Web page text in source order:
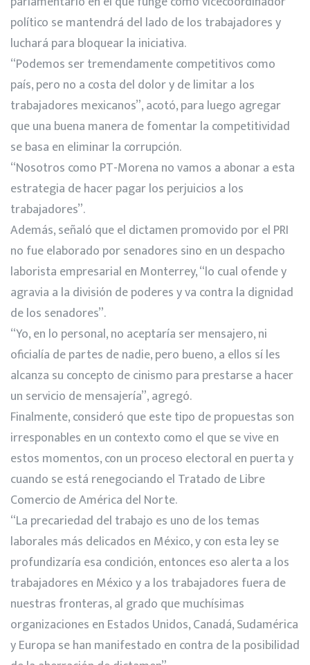
político se mantendrá del lado de los trabajadores y
luchará para bloquear la iniciativa.
“Podemos ser tremendamente competitivos como
país, pero no a costa del dolor y de limitar a los
trabajadores mexicanos”, acotó, para luego agregar
que una buena manera de fomentar la competitividad
se basa en eliminar la corrupción.
“Nosotros como PT-Morena no vamos a abonar a esta
estrategia de hacer pagar los perjuicios a los
trabajadores”.
Además, señaló que el dictamen promovido por el PRI
no fue elaborado por senadores sino en un despacho
laborista empresarial en Monterrey, “lo cual ofende y
agravia a la división de poderes y va contra la dignidad
de los senadores”.
“Yo, en lo personal, no aceptaría ser mensajero, ni
oficialía de partes de nadie, pero bueno, a ellos sí les
alcanza su concepto de cinismo para prestarse a hacer
un servicio de mensajería”, agregó.
Finalmente, consideró que este tipo de propuestas son
irresponables en un contexto como el que se vive en
estos momentos, con un proceso electoral en puerta y
cuando se está renegociando el Tratado de Libre
Comercio de América del Norte.
“La precariedad del trabajo es uno de los temas
laborales más delicados en México, y con esta ley se
profundizaría esa condición, entonces eso alerta a los
trabajadores en México y a los trabajadores fuera de
nuestras fronteras, al grado que muchísimas
organizaciones en Estados Unidos, Canadá, Sudamérica
y Europa se han manifestado en contra de la posibilidad